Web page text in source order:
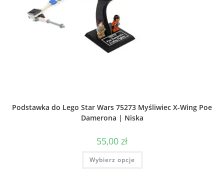
Podstawka do Lego Star Wars 75273 Myśliwiec X-Wing Poe
Damerona | Niska
55,00 zł
Wybierz opcje
Ten
ma